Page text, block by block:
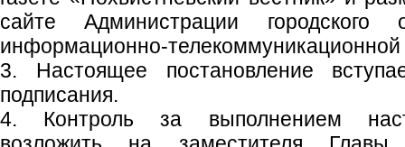
сайте Администрации городского
информационно-телекоммуникационной
3. Настоящее постановление
подписания.
4. Контроль за выполнением